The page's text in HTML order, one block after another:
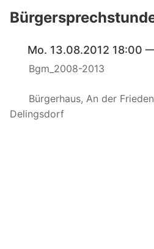
Mo. 13.08.2012 18:00
Bgm_2008-2013
Bürgerhaus, An der
Delingsdorf